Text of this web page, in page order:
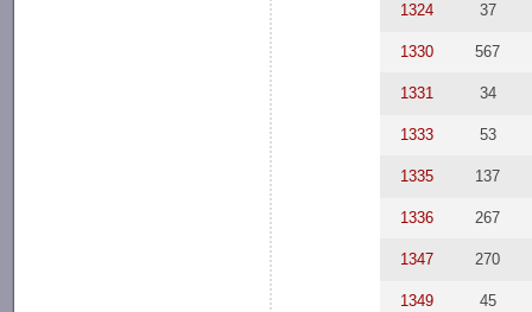
1324 37
1330 567
1331 34
1333 53
1335 137
1336 267
1347 270
1349 45